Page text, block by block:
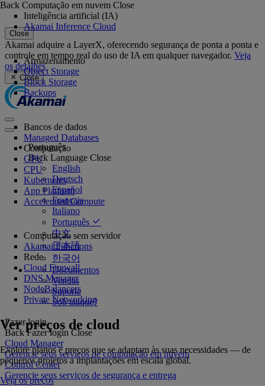
Close
Akamai adquire a LayerX, oferecendo segurança de ponta a ponta e
controle em tempo real do uso de IA em qualquer navegador. Veja
os detalhes
Close
Português
Back Language Close
English
Deutsch
Español
Français
Italiano
Português
中文
日本語
한국어
Documentos
Vendas
Suporte
Sob ataque?
Fazer login
Back Fazer login Close
Cloud Manager
Gerencie seus serviços de computação em nuvem
Control Center
Gerencie seus serviços de segurança e entrega
Back Computação em nuvem Close
Inteligência artificial (IA)
Akamai Inference Cloud
Armazenamento
Object Storage
Block Storage
Backups
Bancos de dados
Managed Databases
Computação
GPU
CPU
Kubernetes
App Platform
Accelerated Compute
Computação sem servidor
Akamai Functions
Rede
Cloud Firewall
DNS Manager
NodeBalancers
Private Networking
Ver preços de cloud
Explore planos e preços que se adaptam às suas necessidades — de
pequenos projetos a implantações em escala global.
Veja os preços